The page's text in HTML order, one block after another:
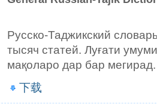
Русско-Таджикский
тысяч статей. Луғати
мақоларо дар бар
下载